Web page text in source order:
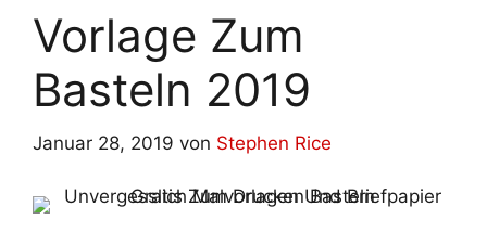
Vorlage Zum
Basteln 2019
Januar 28, 2019 von Stephen Rice